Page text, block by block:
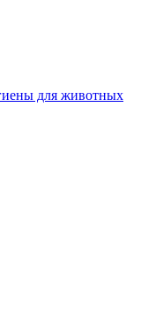
для животных